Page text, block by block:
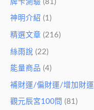
牌卡測驗 (81)
神明介紹 (1)
精選文章 (216)
絲雨說 (22)
能量商品 (4)
補財運/偏財運/增加財運
觀元辰宮100問 (81)